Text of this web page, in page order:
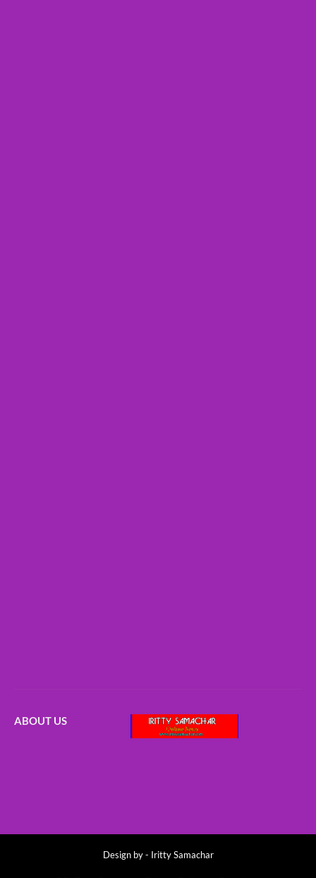
ABOUT US
Design by - Iritty Samachar